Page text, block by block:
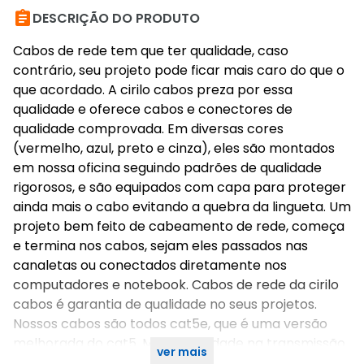
DESCRIÇÃO DO PRODUTO
Cabos de rede tem que ter qualidade, caso
contrário, seu projeto pode ficar mais caro do que o
que acordado. A cirilo cabos preza por essa
qualidade e oferece cabos e conectores de
qualidade comprovada. Em diversas cores
(vermelho, azul, preto e cinza), eles são montados
em nossa oficina seguindo padrões de qualidade
rigorosos, e são equipados com capa para proteger
ainda mais o cabo evitando a quebra da lingueta. Um
projeto bem feito de cabeamento de rede, começa
e termina nos cabos, sejam eles passados nas
canaletas ou conectados diretamente nos
computadores e notebook. Cabos de rede da cirilo
cabos é garantia de qualidade no seus projetos.
Nossos cabos são todos cat5e, que é uma versão
melhorada do cat5. Mais velocidade na transmissão
ver mais